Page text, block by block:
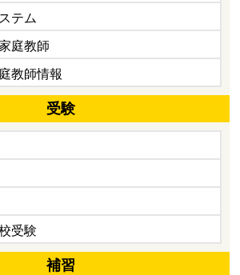
テム
庭教師
教師情報
受験
受験
補習